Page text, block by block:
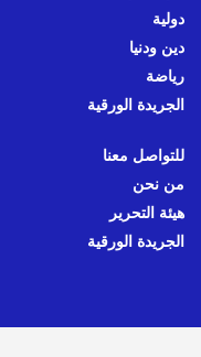
دولية
دين ودنيا
رياضة
الجريدة الورقية
للتواصل معنا
من نحن
هيئة التحرير
الجريدة الورقية